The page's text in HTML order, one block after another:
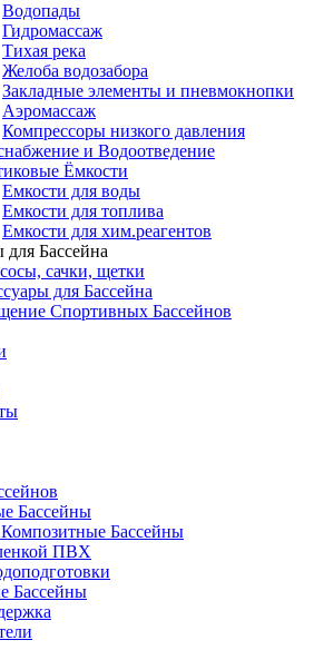
Водопады
Гидромассаж
Тихая река
Желоба водозабора
Закладные элементы и пневмокнопки
Аэромассаж
Компрессоры низкого давления
и Водоотведение
Ёмкости
Емкости для воды
Емкости для топлива
Емкости для хим.реагентов
для Бассейна
сачки, щетки
для Бассейна
Спортивных Бассейнов
Бассейны
Бассейны
ПВХ
Бассейны